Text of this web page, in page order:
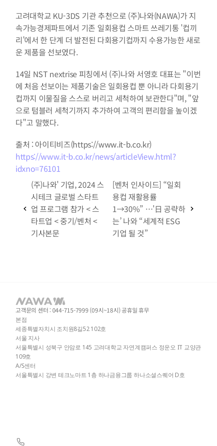
고려대학교 KU-3DS 기관 추천으로 (주)나와(NAWA)가 지
속가능경제파트에서 기존 일회용컵 스마트 쓰레기통 '컵끼
리'에서 한 단계 더 발전된 다회용기컵까지 수용가능한 새로
운 제품을 선보였다.
14일 NST nextrise 피칭에서 (주)나와 서영호 대표는 "이번
에 처음 선보이는 제품기술은 일회용컵 뿐 아니라 다회용기
컵까지 이물질을 스스로 버리고 세척하여 보관한다"며, "앞
으로 텀블러 세척기까지 추가하여 고객의 편리함을 높이겠
다"고 말했다.
출처 : 아이티비즈(https://www.it-b.co.kr)
https://www.it-b.co.kr/news/articleView.html?
idxno=76101
(주)나와' 기업, 2024 스
시테크 글로벌 스타트
업 프로그램 참가 < 스
타트업 < 중기/벤처 <
기사본문
[벤처 인사이드] “일회
용컵 재활용률
1→30%” …'日 공략하
는’ 나와 “세계적 ESG
기업 될 것”
본점
세종특별자치시 조치원8길52 102호
서울 지사
서울특별시 성북구 안암로 145 고려대학교 자연계캠퍼스 정운오 IT 교양관
109호
A/S센터
서울특별시 강변 테크노마트 1층 하나금융그룹 하나소셜스퀘어 D호
고객문의 센터 : 044-715-7999 (09시~18시) 공휴일 휴무